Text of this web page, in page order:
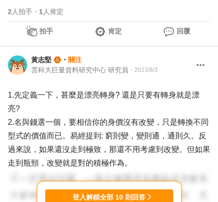
2 人拍手 ・ 1 人肯定
拍手 肯定 回覆
黃志堅 ・ 關注
雲科大巨量資料研究中心 研究員 ・ 2023/8/3
1.先定義一下，甚麼是漂亮轉身? 還是只要有轉身就是漂
亮?
2.名與錢選一個，要相信你的身價沒有改變，只是轉換不同
型式的價值而已。易經提到: 窮則變，變則通，通則久。反
過來說，如果還沒走到極致，那還不用考慮到改變。但如果
走到瓶頸，改變就是對的積極作為。
登入解鎖全部 10 則回答